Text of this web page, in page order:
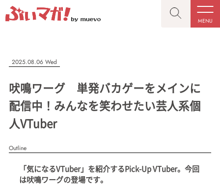
MENU
CLOSE
記事を検索する
#VTuber/VSinger #男性 #女性 #バ美肉 #男の娘
#獣系 #動物系 #企業公式 #個人勢
CLOSE
“推しへの応援を形にする”VTuber専門メディア
記事一覧
プレスリリース一覧
2025.08.06 Wed
吠鳴ワーグ 単発バカゲーをメインに
配信中！みんなを笑わせたい芸人系個
人VTuber
Outline
「気になるVTuber」を紹介するPick-Up VTuber。今回
は吠鳴ワーグの登場です。